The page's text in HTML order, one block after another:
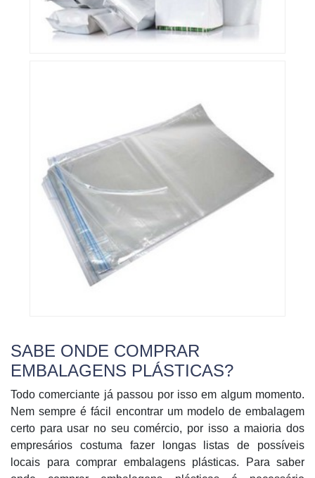
SABE ONDE COMPRAR
EMBALAGENS PLÁSTICAS?
Todo comerciante já passou por isso em algum momento.
Nem sempre é fácil encontrar um modelo de embalagem
certo para usar no seu comércio, por isso a maioria dos
empresários costuma fazer longas listas de possíveis
locais para comprar embalagens plásticas. Para saber